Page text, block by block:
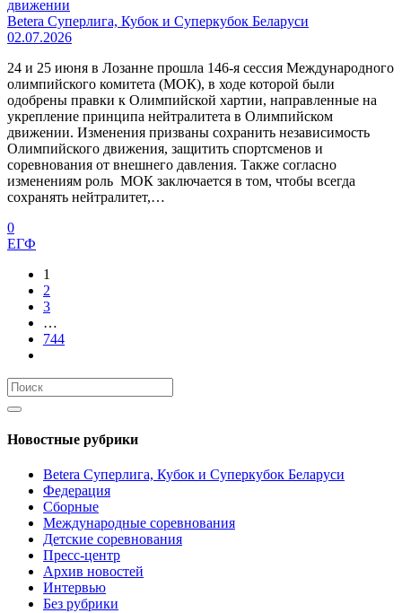
движении
Betera Суперлига, Кубок и Суперкубок Беларуси
02.07.2026
24 и 25 июня в Лозанне прошла 146-я сессия Международного
олимпийского комитета (МОК), в ходе которой были
одобрены правки к Олимпийской хартии, направленные на
укрепление принципа нейтралитета в Олимпийском
движении. Изменения призваны сохранить независимость
Олимпийского движения, защитить спортсменов и
соревнования от внешнего давления. Также согласно
изменениям роль МОК заключается в том, чтобы всегда
сохранять нейтралитет,…
0
ЕГФ
1
2
3
…
744
Новостные рубрики
Betera Суперлига, Кубок и Суперкубок Беларуси
Федерация
Сборные
Международные соревнования
Детские соревнования
Пресс-центр
Архив новостей
Интервью
Без рубрики